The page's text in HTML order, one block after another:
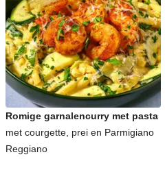
Romige garnalencurry met pasta
met courgette, prei en Parmigiano
Reggiano